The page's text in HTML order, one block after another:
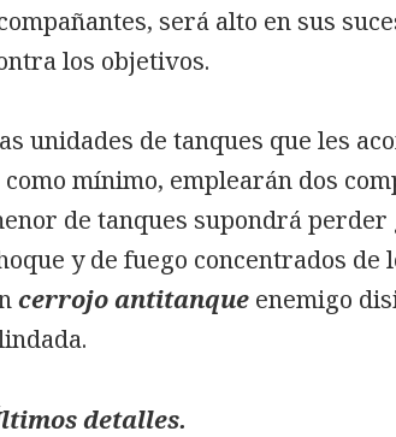
será alto en sus
los objetivos.
unidades de tanques que les
como mínimo, emplearán dos
de tanques supondrá
y de fuego concentrados de
cerrojo antitanque enemigo
detalles.